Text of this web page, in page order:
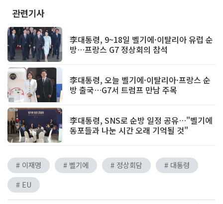
관련기사
李대통령, 9~18일 벨기에·이탈리아 유럽 순
방…프랑스 G7 정상회의 참석
李대통령, 오늘 벨기에·이탈리아·프랑스 순
방 출국…G7서 트럼프 만남 주목
李대통령, SNS로 순방 일정 공유…"벨기에
동포들과 나눈 시간 오래 기억될 것"
# 이재명 # 벨기에 # 정상회담
# 대통령
# EU